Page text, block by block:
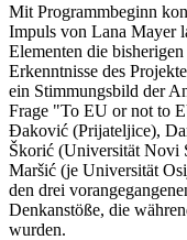
Mit Programmbeginn
Impuls von Lana Mayer
Elementen die
Erkenntnisse des
ein Stimmungsbild der
Frage "To EU or not to
Đaković (Prijateljice),
Škorić (Universität Novi
Maršić (je Universität
den drei
Denkanstöße, die
wurden.